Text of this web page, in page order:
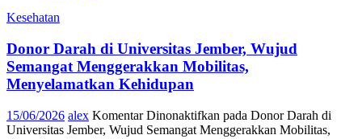
Kesehatan
Donor Darah di Universitas Jember, Wujud
Semangat Menggerakkan Mobilitas,
Menyelamatkan Kehidupan
15/06/2026 alex Komentar Dinonaktifkan pada Donor Darah di
Universitas Jember, Wujud Semangat Menggerakkan Mobilitas,